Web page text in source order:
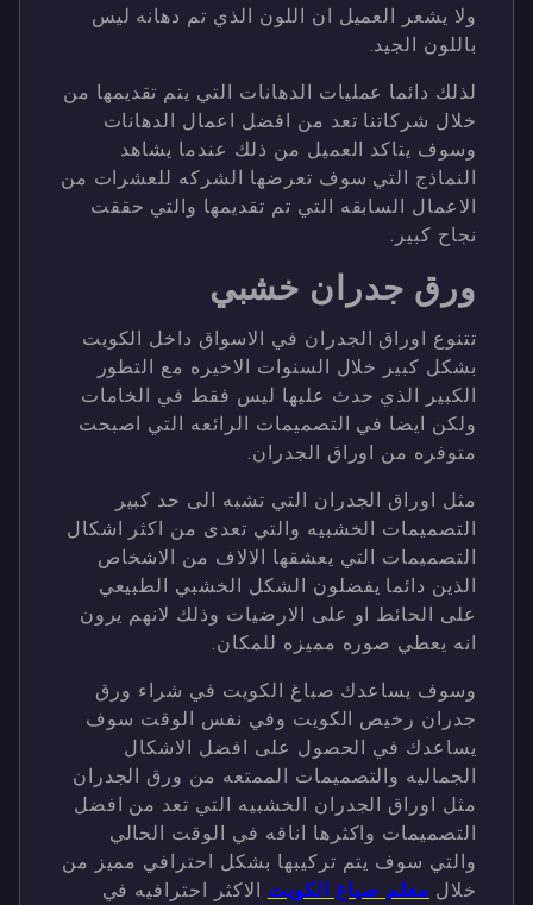
ولا يشعر العميل ان اللون الذي تم دهانه ليس
باللون الجيد.
لذلك دائما عمليات الدهانات التي يتم تقديمها من
خلال شركاتنا تعد من افضل اعمال الدهانات
وسوف يتاكد العميل من ذلك عندما يشاهد
النماذج التي سوف تعرضها الشركه للعشرات من
الاعمال السابقه التي تم تقديمها والتي حققت
نجاح كبير.
ورق جدران خشبي
تتنوع اوراق الجدران في الاسواق داخل الكويت
بشكل كبير خلال السنوات الاخيره مع التطور
الكبير الذي حدث عليها ليس فقط في الخامات
ولكن ايضا في التصميمات الرائعه التي اصبحت
متوفره من اوراق الجدران.
مثل اوراق الجدران التي تشبه الى حد كبير
التصميمات الخشبيه والتي تعدى من اكثر اشكال
التصميمات التي يعشقها الالاف من الاشخاص
الذين دائما يفضلون الشكل الخشبي الطبيعي
على الحائط او على الارضيات وذلك لانهم يرون
انه يعطي صوره مميزه للمكان.
وسوف يساعدك صباغ الكويت في شراء ورق
جدران رخيص الكويت وفي نفس الوقت سوف
يساعدك في الحصول على افضل الاشكال
الجماليه والتصميمات الممتعه من ورق الجدران
مثل اوراق الجدران الخشبيه التي تعد من افضل
التصميمات واكثرها اناقه في الوقت الحالي
والتي سوف يتم تركيبها بشكل احترافي مميز من
خلال معلم صباغ الكويتالاكثر احترافيه في